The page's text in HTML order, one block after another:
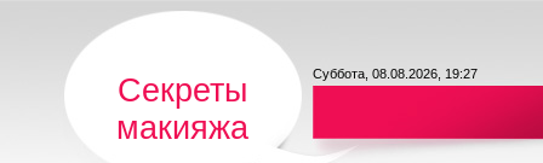
Секреты
макияжа
Суббота, 08.08.2026, 19:27